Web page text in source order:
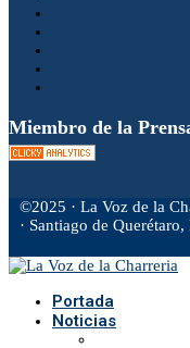
Miembro de la
©2025 · La Voz de la
· Santiago de
Portada
Noticias